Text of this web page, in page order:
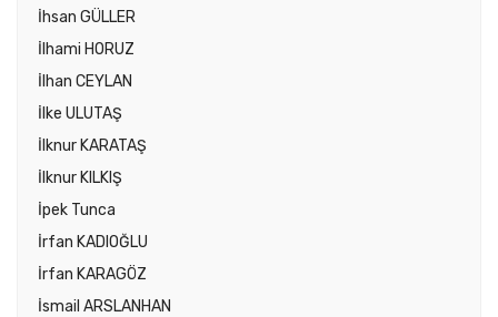
İhsan GÜLLER
İlhami HORUZ
İlhan CEYLAN
İlke ULUTAŞ
İlknur KARATAŞ
İlknur KILKIŞ
İpek Tunca
İrfan KADIOĞLU
İrfan KARAGÖZ
İsmail ARSLANHAN